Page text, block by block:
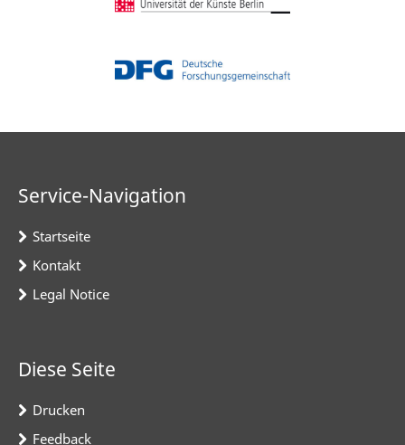
Service-Navigation
Startseite
Kontakt
Legal Notice
Diese Seite
Drucken
Feedback